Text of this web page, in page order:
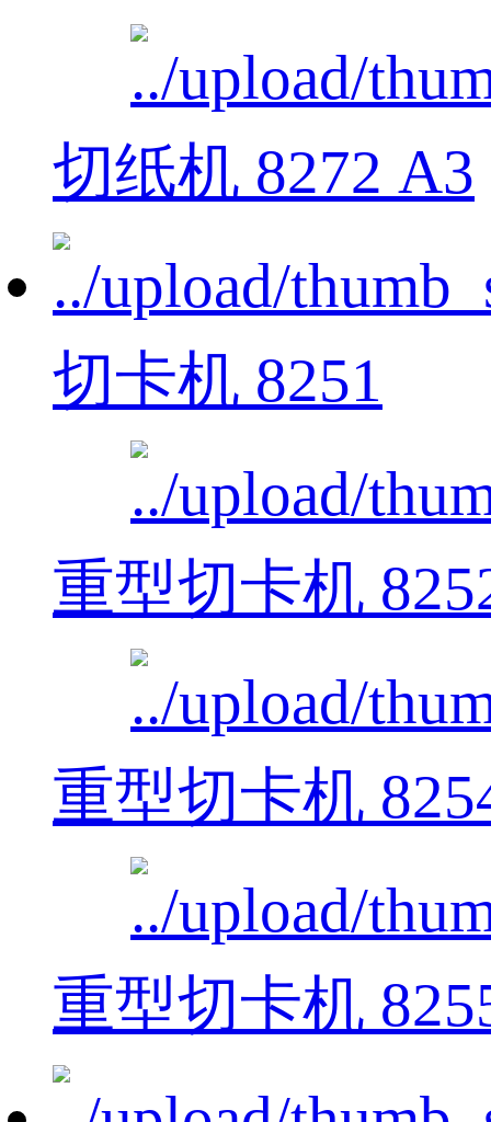
切纸机 8272 A3
切卡机 8251
重型切卡机
重型切卡机
重型切卡机